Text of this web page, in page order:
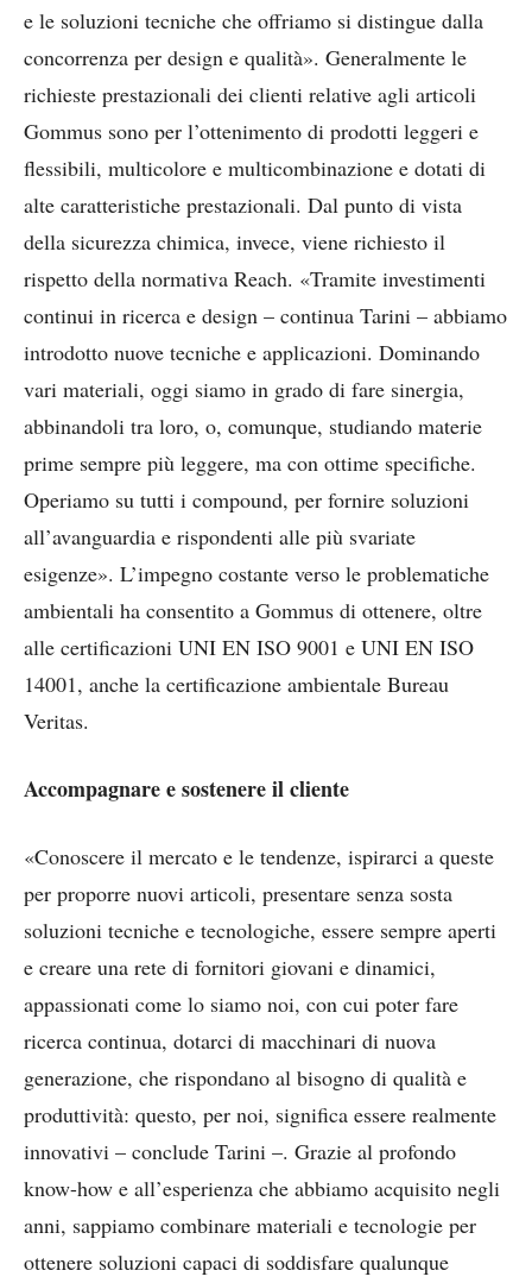
e le soluzioni tecniche che offriamo si distingue dalla
concorrenza per design e qualità». Generalmente le
richieste prestazionali dei clienti relative agli articoli
Gommus sono per l’ottenimento di prodotti leggeri e
flessibili, multicolore e multicombinazione e dotati di
alte caratteristiche prestazionali. Dal punto di vista
della sicurezza chimica, invece, viene richiesto il
rispetto della normativa Reach. «Tramite investimenti
continui in ricerca e design – continua Tarini – abbiamo
introdotto nuove tecniche e applicazioni. Dominando
vari materiali, oggi siamo in grado di fare sinergia,
abbinandoli tra loro, o, comunque, studiando materie
prime sempre più leggere, ma con ottime specifiche.
Operiamo su tutti i compound, per fornire soluzioni
all’avanguardia e rispondenti alle più svariate
esigenze». L’impegno costante verso le problematiche
ambientali ha consentito a Gommus di ottenere, oltre
alle certificazioni UNI EN ISO 9001 e UNI EN ISO
14001, anche la certificazione ambientale Bureau
Veritas.
Accompagnare e sostenere il cliente
«Conoscere il mercato e le tendenze, ispirarci a queste
per proporre nuovi articoli, presentare senza sosta
soluzioni tecniche e tecnologiche, essere sempre aperti
e creare una rete di fornitori giovani e dinamici,
appassionati come lo siamo noi, con cui poter fare
ricerca continua, dotarci di macchinari di nuova
generazione, che rispondano al bisogno di qualità e
produttività: questo, per noi, significa essere realmente
innovativi – conclude Tarini –. Grazie al profondo
know-how e all’esperienza che abbiamo acquisito negli
anni, sappiamo combinare materiali e tecnologie per
ottenere soluzioni capaci di soddisfare qualunque